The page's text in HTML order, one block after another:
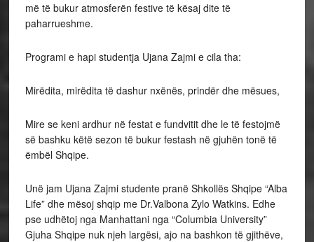
më të bukur atmosferën festive të kësaj dite të
paharrueshme.
Programi e hapi studentja Ujana Zajmi e cila tha:
Mirëdita, mirëdita të dashur nxënës, prindër dhe mësues,
Mire se keni ardhur në festat e fundvitit dhe le të festojmë
së bashku këtë sezon të bukur festash në gjuhën tonë të
ëmbël Shqipe.
Unë jam Ujana Zajmi studente pranë Shkollës Shqipe “Alba
Life” dhe mësoj shqip me Dr.Valbona Zylo Watkins. Edhe
pse udhëtoj nga Manhattani nga “Columbia University”
Gjuha Shqipe nuk njeh largësi, ajo na bashkon të gjithëve,